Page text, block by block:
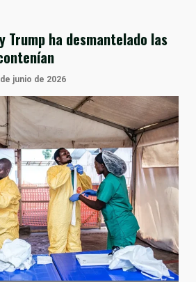
Trump ha desmantelado las
junio de 2026